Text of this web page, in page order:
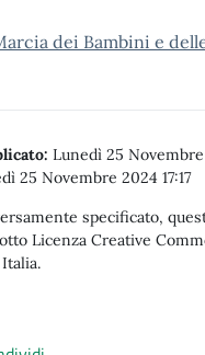
dei Bambini e
Lunedì 25 Novembre
25 Novembre 2024 17:17
specificato,
Licenza Creative